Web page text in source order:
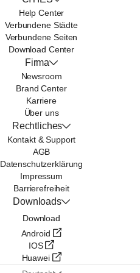
Help Center
Verbundene Städte
Verbundene Seiten
Download Center
Firma
Newsroom
Brand Center
Karriere
Über uns
Rechtliches
Kontakt & Support
AGB
Datenschutzerklärung
Impressum
Barrierefreiheit
Downloads
Download
Android
IOS
Huawei